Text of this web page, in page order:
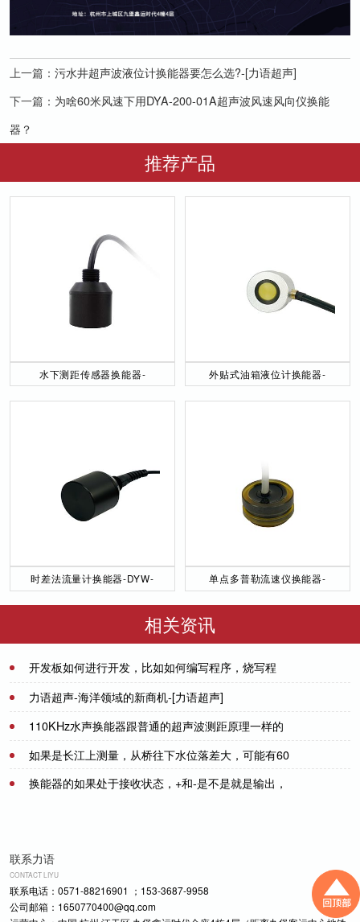
上一篇： 污水井超声波液位计换能器要怎么选?-[力语超声]
下一篇： 为啥60米风速下用DYA-200-01A超声波风速风向仪换能
器？
推荐产品
水下测距传感器换能器-
外贴式油箱液位计换能器-
时差法流量计换能器-DYW-
单点多普勒流速仪换能器-
相关资讯
开发板如何进行开发，比如如何编写程序，烧写程
序，有没有例程提供，能让我们尽快完成开发，有没
有使用说明
力语超声-海洋领域的新商机-[力语超声]
110KHz水声换能器跟普通的超声波测距原理一样的
吗？
如果是长江上测量，从桥往下水位落差大，可能有60
米，用超声波测量如何？
换能器的如果处于接收状态，+和-是不是就是输出，
联系力语
CONTACT LIYU
联系电话：0571-88216901 ；153-3687-9958
公司邮箱：1650770400@qq.com